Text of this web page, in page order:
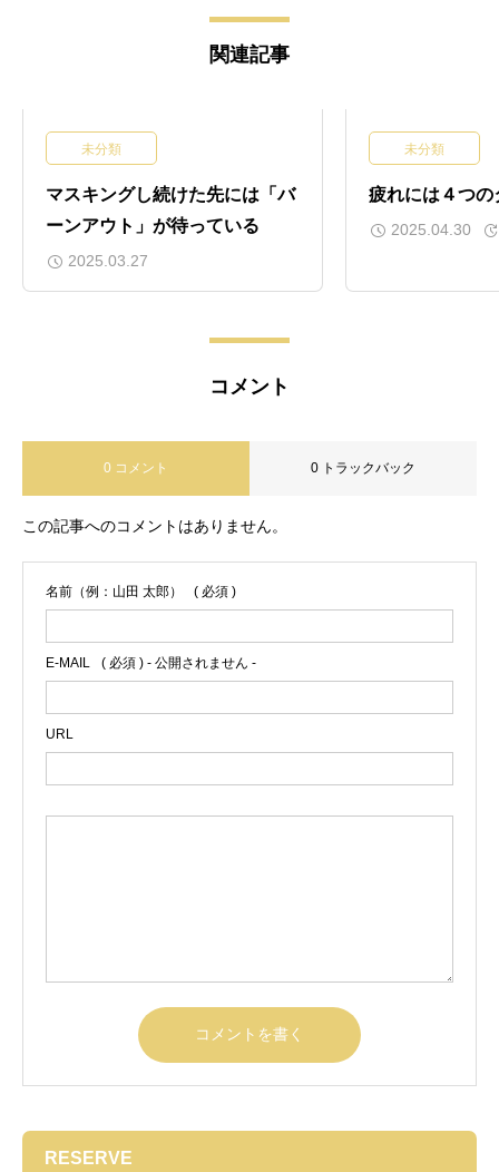
績： 大相撲名古屋場所テーピング救護
名古屋アドンベンチャーマラソン キネ
ーピング救護経歴： 厚生労働省が認める
国家資格の柔道整復師を取得した後、
MRIがある整形外科勤務を経験し、MRI
やレントゲン画像と痛みについて学ぶだ
けでなく、骨折やギプス固定、捻挫、肉
離れ等の外傷の治療も行う。また、股関
ビリまで広く携わる。 そして、腰痛に関
離症班」に所属をし研究もしており、学
後には、同じ柔道整復師の資格を持ち、
とでの研修経験を踏まえ、分子の世界で
痛みと痛みが治っていくメカニズムにつ
ロプラクティック技術を持ち込んだドク
ターのもとでカイロプラクティック研修
を行なっている。参加セミナー： 【東京
都千代田区麹町白石接骨院セミナー】 ２
９年度 第１回麹町セミナー ２０１９年
度 第２回麹町セミナー ２０２１年度
２２年度 麹町WEBセミナー ２０２６
都中央区塩川カイロプラクティックテク
塩川満章D.C.上部頚椎バイオメカニック
ック(HIOテクニック） 塩川満章D.C.磁
気マニュアルテクニック 塩川満章D.C.ク
ク上部・下部頚椎 塩川満章D.C.SOT 塩
関連記事
未分類
マスキングし続けた先には「バ
ーンアウト」が待っている
2025.03.27
未分類
疲れには４つ
2025.04.30
コメント
0 コメント 0 トラックバック
この記事へのコメントはありません。
名前（例：山田 太郎） ( 必須 )
E-MAIL ( 必須 ) - 公開されません -
URL
RESERVE